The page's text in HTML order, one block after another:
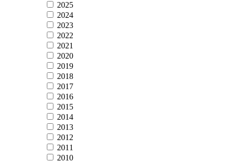
2025
2024
2023
2022
2021
2020
2019
2018
2017
2016
2015
2014
2013
2012
2011
2010